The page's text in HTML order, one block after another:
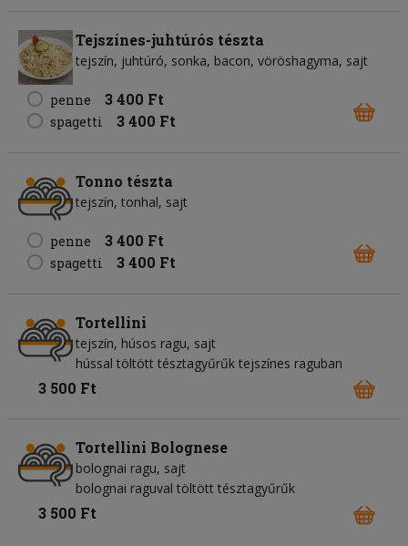
Tejszínes-juhtúrós tészta
tejszín juhtúró sonka bacon vöröshagyma sajt
penne 3 400 Ft
spagetti 3 400 Ft
Tonno tészta
tejszín tonhal sajt
penne 3 400 Ft
spagetti 3 400 Ft
Tortellini
tejszín húsos ragu sajt
hússal töltött tésztagyűrűk tejszínes raguban
3 500 Ft
Tortellini Bolognese
bolognai ragu sajt
bolognai raguval töltött tésztagyűrűk
3 500 Ft